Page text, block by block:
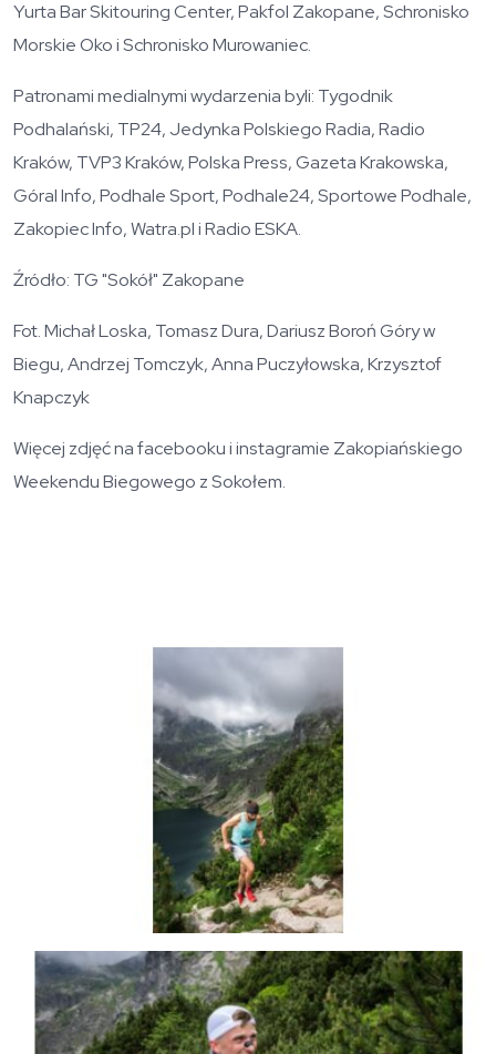
Yurta Bar Skitouring Center, Pakfol Zakopane, Schronisko
Morskie Oko i Schronisko Murowaniec.
Patronami medialnymi wydarzenia byli: Tygodnik
Podhalański, TP24, Jedynka Polskiego Radia, Radio
Kraków, TVP3 Kraków, Polska Press, Gazeta Krakowska,
Góral Info, Podhale Sport, Podhale24, Sportowe Podhale,
Zakopiec Info, Watra.pl i Radio ESKA.
Źródło: TG "Sokół" Zakopane
Fot. Michał Loska, Tomasz Dura, Dariusz Boroń Góry w
Biegu, Andrzej Tomczyk, Anna Puczyłowska, Krzysztof
Knapczyk
Więcej zdjęć na facebooku i instagramie Zakopiańskiego
Weekendu Biegowego z Sokołem.